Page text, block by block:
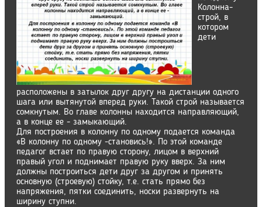
Колонна-
строй, в
котором
дети
расположены в затылок друг другу на дистанции одного
шага или вытянутой вперед руки. Такой строй называется
сомкнутым. Во главе колонны находится направляющий,
а в конце ее - замыкающий.
Для построения в колонну по одному подается команда
«В колонну по одному -становись!». По этой команде
педагог встает по правую сторону, лицом в верхний
правый угол и поднимает правую руку вверх. За ним
должны построиться дети друг за другом и принять
основную (строевую) стойку, т.е. стать прямо без
напряжения, пятки соединить, носки развернуть на
ширину ступни.